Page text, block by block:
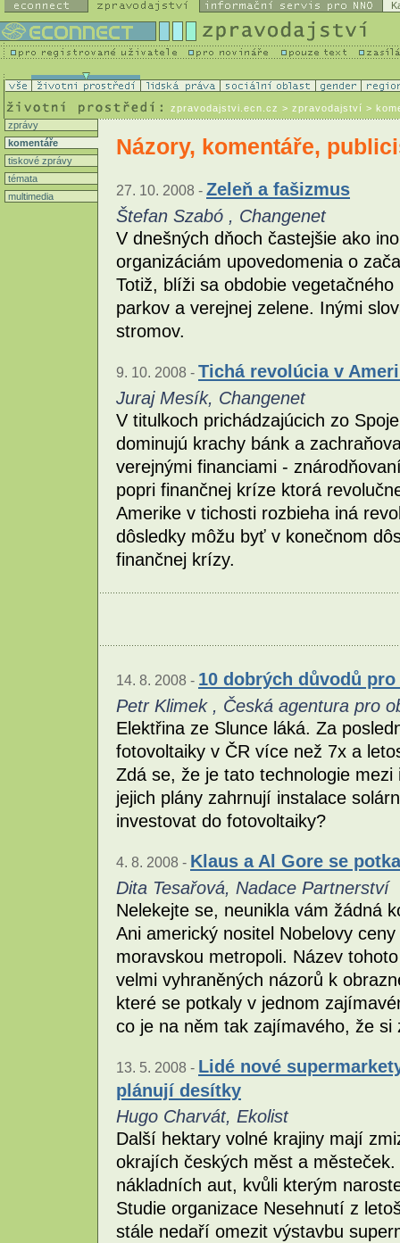
zpravodajstvi.ecn.cz > zpravodajství >
zprávy
komentáře
tiskové zprávy
témata
multimedia
Názory, komentáře,
27. 10. 2008 - Zeleň a fašizmus
Štefan Szabó , Changenet
V dnešných dňoch častejšie ako
organizáciám upovedomenia o
Totiž, blíži sa obdobie
parkov a verejnej zelene. Inými
stromov.
9. 10. 2008 - Tichá revolúcia v
Juraj Mesík, Changenet
V titulkoch prichádzajúcich zo
dominujú krachy bánk a
verejnými financiami -
popri finančnej kríze ktorá
Amerike v tichosti rozbieha iná
dôsledky môžu byť v konečnom
finančnej krízy.
14. 8. 2008 - 10 dobrých důvodů
Petr Klimek , Česká agentura pro
Elektřina ze Slunce láká. Za
fotovoltaiky v ČR více než 7x a
Zdá se, že je tato technologie
jejich plány zahrnují instalace
investovat do fotovoltaiky?
4. 8. 2008 - Klaus a Al Gore se
Dita Tesařová, Nadace Partnerství
Nelekejte se, neunikla vám žádná
Ani americký nositel Nobelovy
moravskou metropoli. Název
velmi vyhraněných názorů k
které se potkaly v jednom
co je na něm tak zajímavého, že
13. 5. 2008 - Lidé nové
plánují desítky
Hugo Charvát, Ekolist
Další hektary volné krajiny mají
okrajích českých měst a
nákladních aut, kvůli kterým
Studie organizace Nesehnutí z
stále nedaří omezit výstavbu